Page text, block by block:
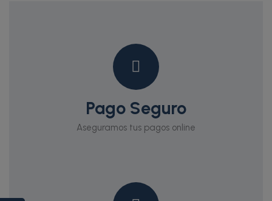
Pago Seguro
Aseguramos tus pagos online